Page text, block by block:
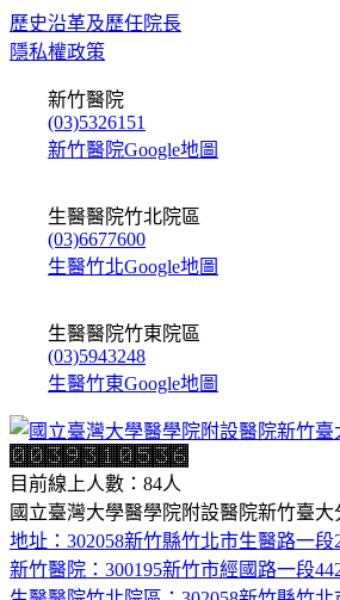
歷史沿革及歷任院長
隱私權政策
新竹醫院
(03)5326151
新竹醫院Google地圖
生醫醫院竹北院區
(03)6677600
生醫竹北Google地圖
生醫醫院竹東院區
(03)5943248
生醫竹東Google地圖
目前線上人數：84人
國立臺灣大學醫學院附設醫院新竹臺大
地址：302058新竹縣竹北市生醫路一段
新竹醫院：300195新竹市經國路一段